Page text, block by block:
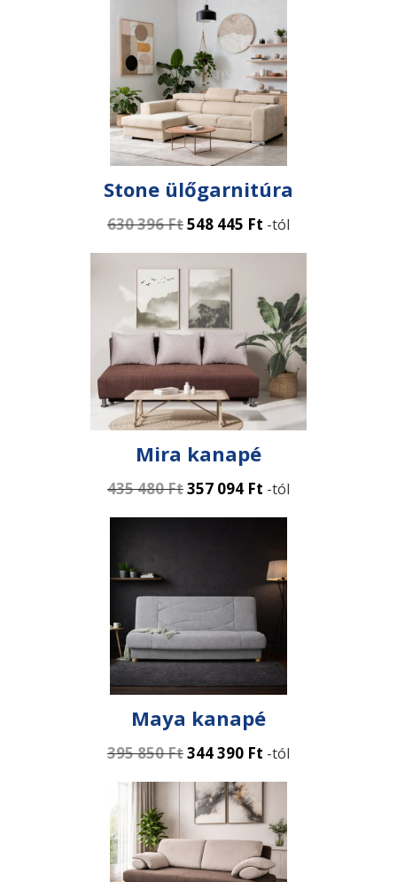
Stone ülőgarnitúra
630 396Ft548 445 Ft -tól
Mira kanapé
435 480Ft357 094 Ft -tól
Maya kanapé
395 850Ft344 390 Ft -tól